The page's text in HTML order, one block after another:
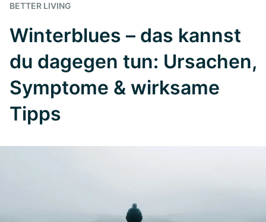
BETTER LIVING
Winterblues – das kannst
du dagegen tun: Ursachen,
Symptome & wirksame
Tipps